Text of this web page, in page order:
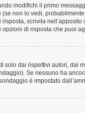
modifichi il primo
(se non lo vedi,
scrivila
di risposta che puoi
dai rispettivi autori, dai
Se nessuno ha
è impostato